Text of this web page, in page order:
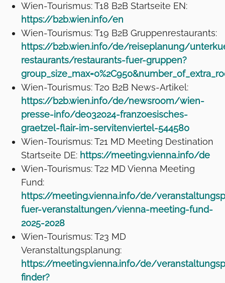
Wien-Tourismus: T18 B2B Startseite EN:
https://b2b.wien.info/en
Wien-Tourismus: T19 B2B Gruppenrestaurants:
https://b2b.wien.info/de/reiseplanung/
restaurants/restaurants-fuer-gruppen?
Wien-Tourismus: T20 B2B News-Artikel:
https://b2b.wien.info/de/newsroom/wien-
presse-info/de032024-franzoesisches-
graetzel-flair-im-servitenviertel-544580
Wien-Tourismus: T21 MD Meeting Destination
Startseite DE: https://meeting.vienna.info/de
Wien-Tourismus: T22 MD Vienna Meeting
Fund:
https://meeting.vienna.info/de/
fuer-veranstaltungen/vienna-meeting-fund-
2025-2028
Wien-Tourismus: T23 MD
Veranstaltungsplanung:
https://meeting.vienna.info/de/
finder?